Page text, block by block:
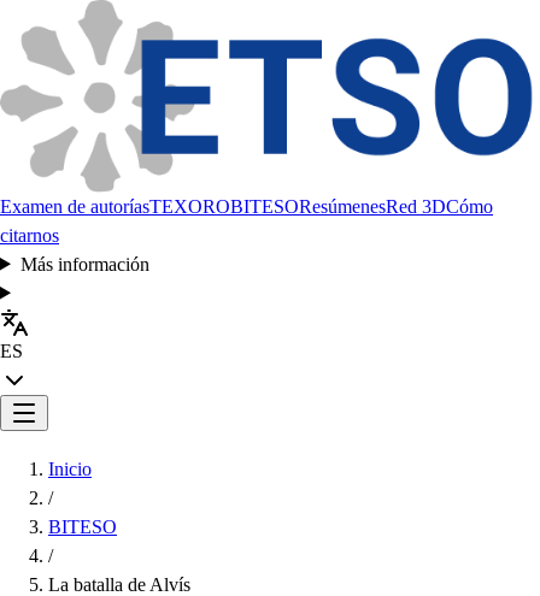
Examen de autoríasTEXOROBITESOResúmenesRed 3DCómo
citarnos
Más información
ES
Inicio
/
BITESO
/
La batalla de Alvís